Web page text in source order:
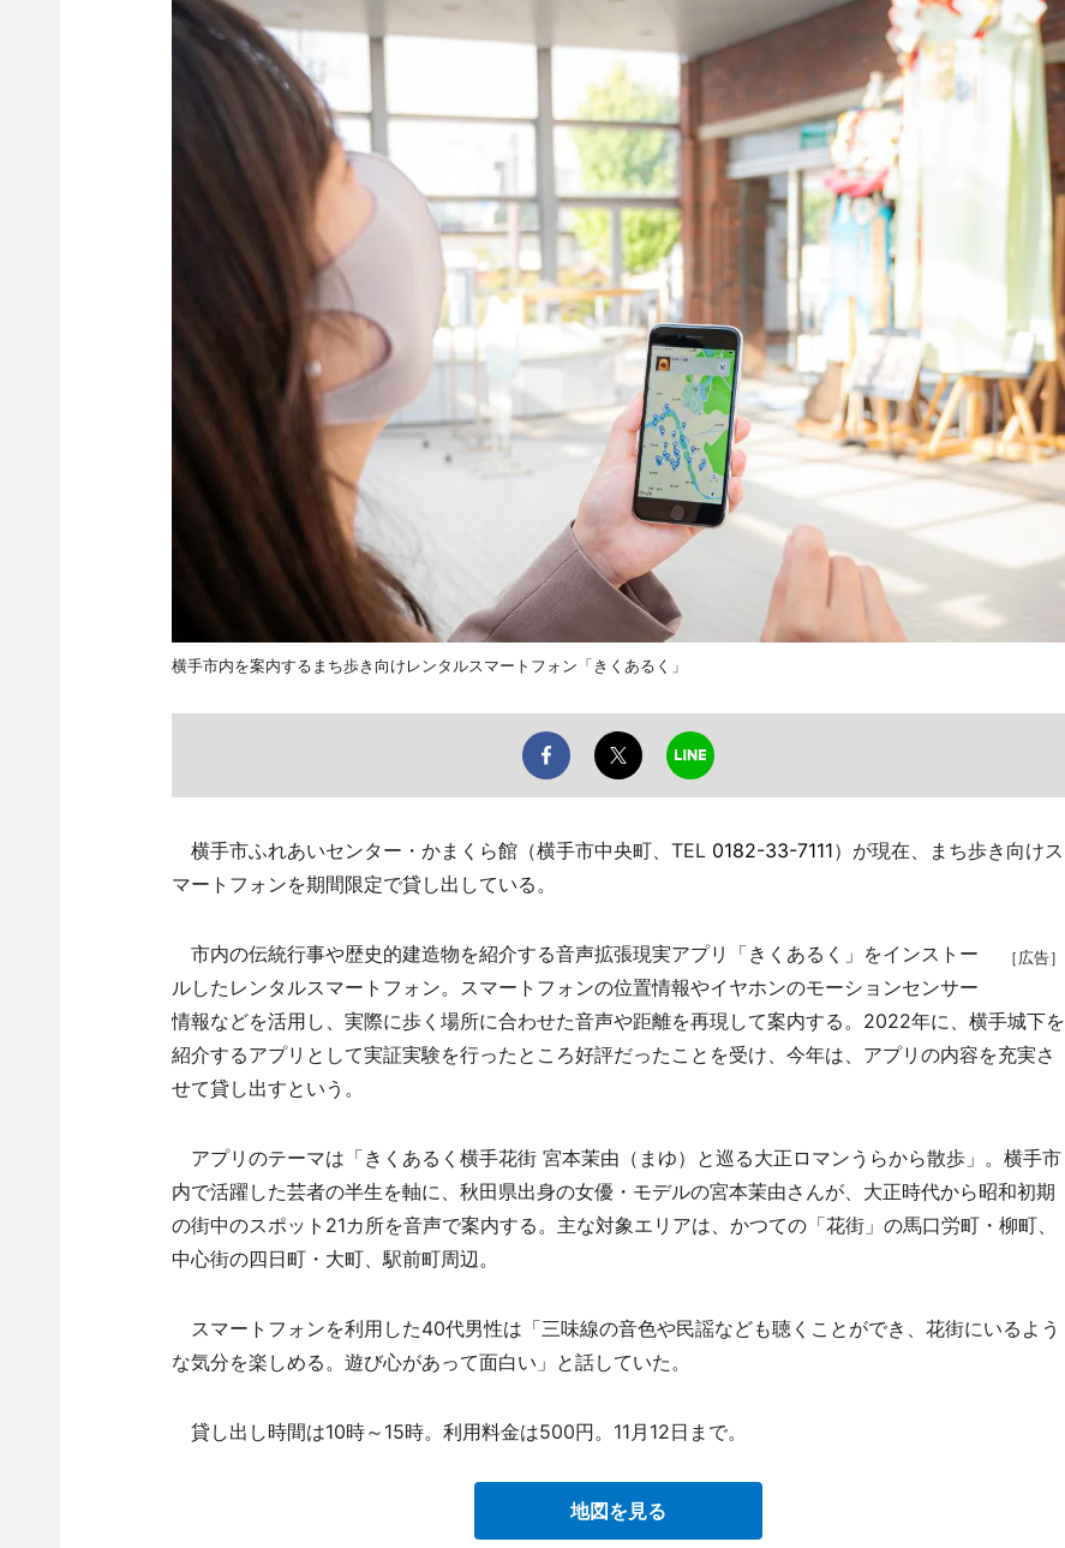
横手市内を案内するまち歩き向けレンタルスマートフォン「きくあるく」
横手市ふれあいセンター・かまくら館（横手市中央町、TEL 0182-33-7111）が現在、まち歩き向けス
マートフォンを期間限定で貸し出している。
［広告］
市内の伝統行事や歴史的建造物を紹介する音声拡張現実アプリ「きくあるく」をインストー
ルしたレンタルスマートフォン。スマートフォンの位置情報やイヤホンのモーションセンサー
情報などを活用し、実際に歩く場所に合わせた音声や距離を再現して案内する。2022年に、横手城下を
紹介するアプリとして実証実験を行ったところ好評だったことを受け、今年は、アプリの内容を充実さ
せて貸し出すという。
アプリのテーマは「きくあるく横手花街 宮本茉由（まゆ）と巡る大正ロマンうらから散歩」。横手市
内で活躍した芸者の半生を軸に、秋田県出身の女優・モデルの宮本茉由さんが、大正時代から昭和初期
の街中のスポット21カ所を音声で案内する。主な対象エリアは、かつての「花街」の馬口労町・柳町、
中心街の四日町・大町、駅前町周辺。
スマートフォンを利用した40代男性は「三味線の音色や民謡なども聴くことができ、花街にいるよう
な気分を楽しめる。遊び心があって面白い」と話していた。
貸し出し時間は10時～15時。利用料金は500円。11月12日まで。
地図を見る